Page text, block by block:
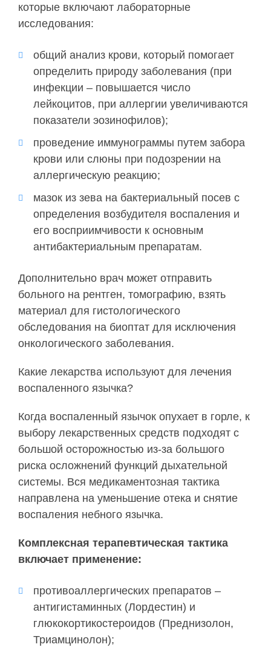
которые включают лабораторные
исследования:
общий анализ крови, который помогает
определить природу заболевания (при
инфекции – повышается число
лейкоцитов, при аллергии увеличиваются
показатели эозинофилов);
проведение иммунограммы путем забора
крови или слюны при подозрении на
аллергическую реакцию;
мазок из зева на бактериальный посев с
определения возбудителя воспаления и
его восприимчивости к основным
антибактериальным препаратам.
Дополнительно врач может отправить
больного на рентген, томографию, взять
материал для гистологического
обследования на биоптат для исключения
онкологического заболевания.
Какие лекарства используют для лечения
воспаленного язычка?
Когда воспаленный язычок опухает в горле, к
выбору лекарственных средств подходят с
большой осторожностью из-за большого
риска осложнений функций дыхательной
системы. Вся медикаментозная тактика
направлена на уменьшение отека и снятие
воспаления небного язычка.
Комплексная терапевтическая тактика
включает применение:
противоаллергических препаратов –
антигистаминных (Лордестин) и
глюкокортикостероидов (Преднизолон,
Триамцинолон);